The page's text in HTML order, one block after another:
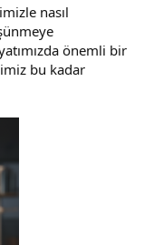
nasıl
önemli bir
bu kadar